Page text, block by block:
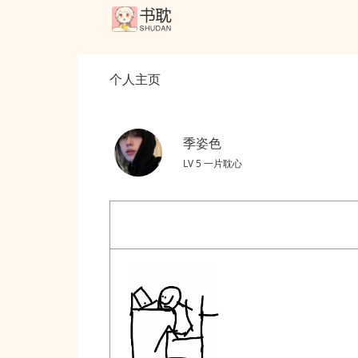
个人主页
季姿色
LV 5 一片耽心